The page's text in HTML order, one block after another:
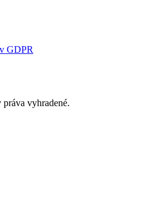
GDPR
vyhradené.